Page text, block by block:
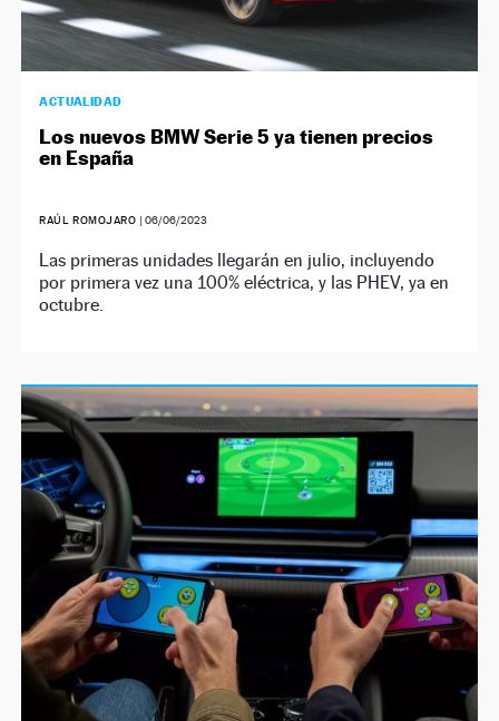
ACTUALIDAD
Los nuevos BMW Serie 5 ya tienen precios
en España
RAÚL ROMOJARO | 06/06/2023
Las primeras unidades llegarán en julio, incluyendo
por primera vez una 100% eléctrica, y las PHEV, ya en
octubre.